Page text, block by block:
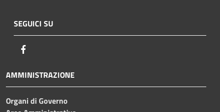
SEGUICI SU
AMMINISTRAZIONE
Organi di Governo